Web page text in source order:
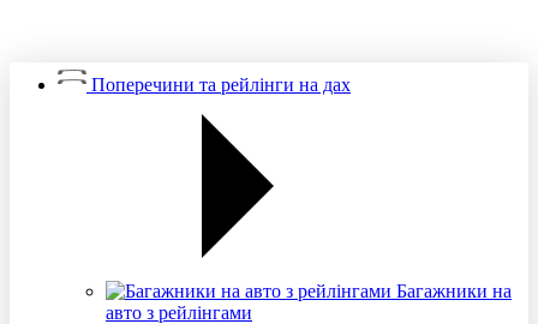
Поперечини та рейлінги на дах
Багажники на
авто з рейлінгами